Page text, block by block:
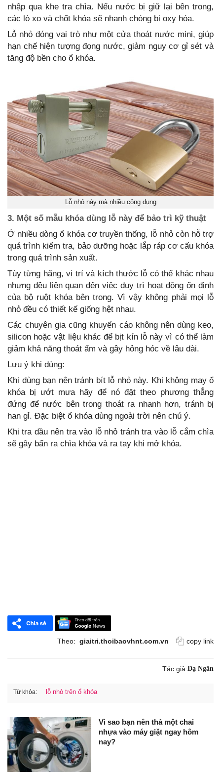
nhập qua khe tra chìa. Nếu nước bị giữ lại bên trong,
các lò xo và chốt khóa sẽ nhanh chóng bị oxy hóa.
Lỗ nhỏ đóng vai trò như một cửa thoát nước mini, giúp
hạn chế hiện tượng đọng nước, giảm nguy cơ gỉ sét và
tăng độ bền cho ổ khóa.
Lỗ nhỏ này mà nhiều công dụng
3. Một số mẫu khóa dùng lỗ này để bảo trì kỹ thuật
Ở nhiều dòng ổ khóa cơ truyền thống, lỗ nhỏ còn hỗ trợ
quá trình kiểm tra, bảo dưỡng hoặc lắp ráp cơ cấu khóa
trong quá trình sản xuất.
Tùy từng hãng, vị trí và kích thước lỗ có thể khác nhau
nhưng đều liên quan đến việc duy trì hoạt động ổn định
của bộ ruột khóa bên trong. Vì vậy không phải mọi lỗ
nhỏ đều có thiết kế giống hệt nhau.
Các chuyên gia cũng khuyến cáo không nên dùng keo,
silicon hoặc vật liệu khác để bịt kín lỗ này vì có thể làm
giảm khả năng thoát ẩm và gây hỏng hóc về lâu dài.
Lưu ý khi dùng:
Khi dùng bạn nên tránh bít lỗ nhỏ này. Khi không may ổ
khóa bị ướt mưa hãy để nó đặt theo phương thẳng
đứng để nước bên trong thoát ra nhanh hơn, tránh bị
han gỉ. Đặc biệt ổ khóa dùng ngoài trời nên chú ý.
Khi tra dầu nên tra vào lỗ nhỏ tránh tra vào lỗ cắm chìa
sẽ gây bẩn ra chìa khóa và ra tay khi mở khóa.
Theo: giaitri.thoibaovhnt.com.vn copy link
Tác giả:Dạ Ngân
Từ khóa: lỗ nhỏ trên ổ khóa
Vì sao bạn nên thả một chai
nhựa vào máy giặt ngay hôm
nay?